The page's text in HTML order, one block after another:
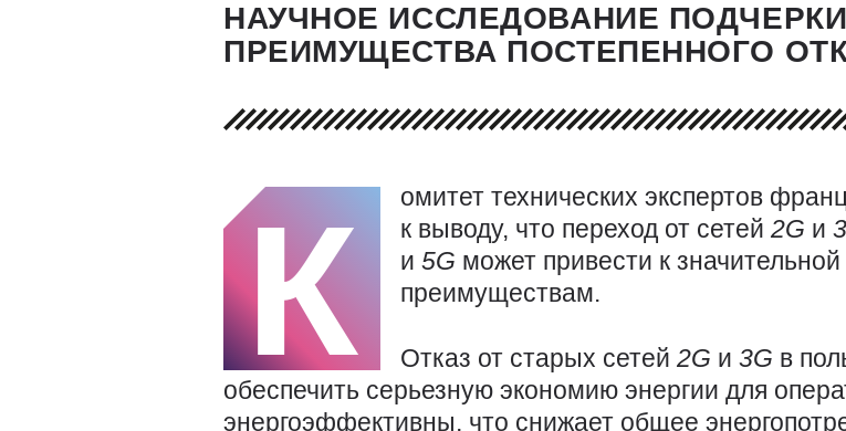
НАУЧНОЕ ИССЛЕДОВАНИЕ
ПРЕИМУЩЕСТВА ПОСТЕПЕННОГО
К омитет технических экспертов
к выводу, что переход от сетей 2G и
и 5G может привести к
преимуществам.
Отказ от старых сетей 2G и 3G в
обеспечить серьезную экономию энергии для
энергоэффективны, что снижает общее